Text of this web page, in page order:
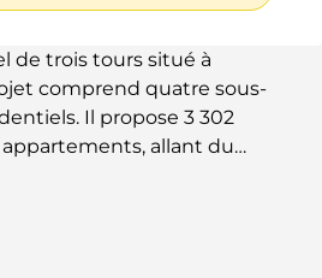
de trois tours situé à
comprend quatre sous-
Il propose 3 302
allant du
(environ 39 à 185 m²) et
Siemens. Ce
émiratis (AED). Sa
situé à proximité des